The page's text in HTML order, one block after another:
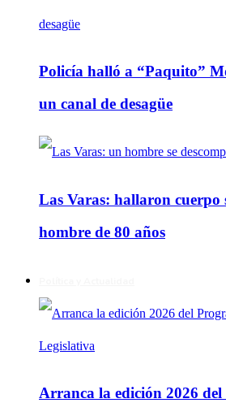
Policía halló a “Paquito”
un canal de desagüe
Las Varas: hallaron cuerpo
hombre de 80 años
Arranca la edición 2026